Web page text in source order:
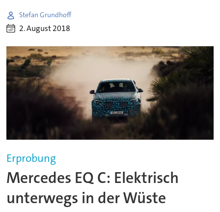
Stefan Grundhoff
2. August 2018
Erprobung
Mercedes EQ C: Elektrisch
unterwegs in der Wüste